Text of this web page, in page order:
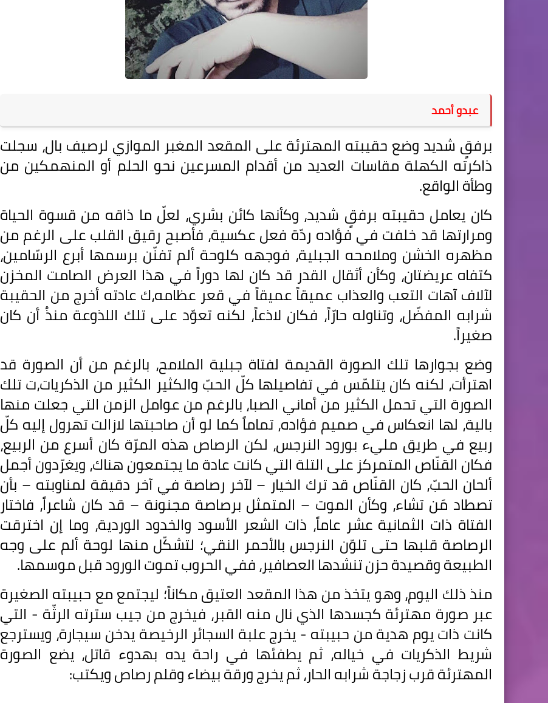
عبدو أحمد
برفقٍ شديد وضع حقيبته المهترئة على المقعد المغبر الموازي لرصيف بال، سجلت
ذاكرته الكهلة مقاسات العديد من أقدام المسرعين نحو الحلم أو المنهمكين من
وطأة الواقع.
كان يعامل حقيبته برفقٍ شديد، وكأنها كائن بشري، لعلّ ما ذاقه من قسوة الحياة
ومرارتها قد خلفت في فؤاده ردّة فعل عكسية، فأصبح رقيق القلب على الرغم من
مظهره الخشن وملامحه الجبلية، فوجهه كلوحة ألم تفنّن برسمها أبرع الرسّامين،
كتفاه عريضتان، وكأن أثقال القدر قد كان لها دوراً في هذا العرض الصامت المخزن
لآلاف آهات التعب والعذاب عميقاً عميقاً في قعر عظامه،ك عادته أخرج من الحقيبة
شرابه المفضّل، وتناوله حارّاً، فكان لاذعاً، لكنه تعوّد على تلك اللذوعة منذُ أن كان
صغيراً.
وضع بجوارها تلك الصورة القديمة لفتاة جبلية الملامح، بالرغم من أن الصورة قد
اهترأت، لكنه كان يتلمّس في تفاصيلها كلّ الحبّ والكثير الكثير من الذكريات،ت تلك
الصورة التي تحمل الكثير من أماني الصبا، بالرغم من عوامل الزمن التي جعلت منها
بالية، لها انعكاس في صميم فؤاده، تماماً كما لو أن صاحبتها لازالت تهرول إليه كلّ
ربيع في طريق مليء بورود النرجس، لكن الرصاص هذه المرّة كان أسرع من الربيع،
فكان القنّاص المتمركز على التلة التي كانت عادة ما يجتمعون هناك، ويغرّدون أجمل
ألحان الحبّ، كان القنّاص قد ترك الخيار – لآخر رصاصة في آخر دقيقة لمناوبته – بأن
تصطاد مَن تشاء، وكأن الموت – المتمثل برصاصة مجنونة – قد كان شاعراً، فاختار
الفتاة ذات الثمانية عشر عاماً، ذات الشعر الأسود والخدود الوردية، وما إن اخترقت
الرصاصة قلبها حتى تلوّن النرجس بالأحمر النقي؛ لتشكّل منها لوحة ألم على وجه
الطبيعة وقصيدة حزن تنشدها العصافير، ففي الحروب تموت الورود قبل موسمها.
منذ ذلك اليوم، وهو يتخذ من هذا المقعد العتيق مكاناً؛ ليجتمع مع حبيبته الصغيرة
عبر صورة مهترئة كجسدها الذي نال منه القبر، فيخرج من جيب سترته الرثّة - التي
كانت ذات يوم هدية من حبيبته - يخرج علبة السجائر الرخيصة يدخن سيجارة، ويسترجع
شريط الذكريات في خياله، ثم يطفئها في راحة يده بهدوء قاتل، يضع الصورة
المهترئة قرب زجاجة شرابه الحار، ثم يخرج ورقة بيضاء وقلم رصاص ويكتب: